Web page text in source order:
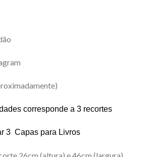
corresponde a 3 recortes
3 Capas para Livros